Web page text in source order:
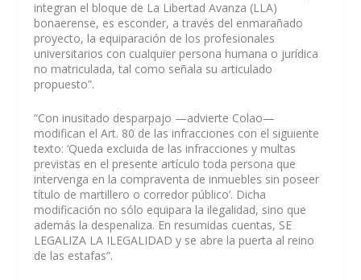
integran el bloque de La Libertad Avanza (LLA)
bonaerense, es esconder, a través del enmarañado
proyecto, la equiparación de los profesionales
universitarios con cualquier persona humana o jurídica
no matriculada, tal como señala su articulado
propuesto”.
“Con inusitado desparpajo —advierte Colao—
modifican el Art. 80 de las infracciones con el siguiente
texto: ‘Queda excluida de las infracciones y multas
previstas en el presente artículo toda persona que
intervenga en la compraventa de inmuebles sin poseer
título de martillero o corredor público’. Dicha
modificación no sólo equipara la ilegalidad, sino que
además la despenaliza. En resumidas cuentas, SE
LEGALIZA LA ILEGALIDAD y se abre la puerta al reino
de las estafas”.